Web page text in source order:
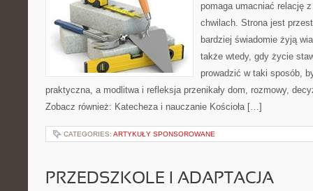
pomaga umacniać relację
chwilach. Strona jest
bardziej świadomie żyją
także wtedy, gdy życie
prowadzić w taki sposób,
praktyczna, a modlitwa i refleksja przenikały dom, rozmowy,
Zobacz również: Katecheza i nauczanie Kościoła […]
CATEGORIES: ARTYKUŁY SPONSOROWANE
PRZEDSZKOLE I ADAPTACJA